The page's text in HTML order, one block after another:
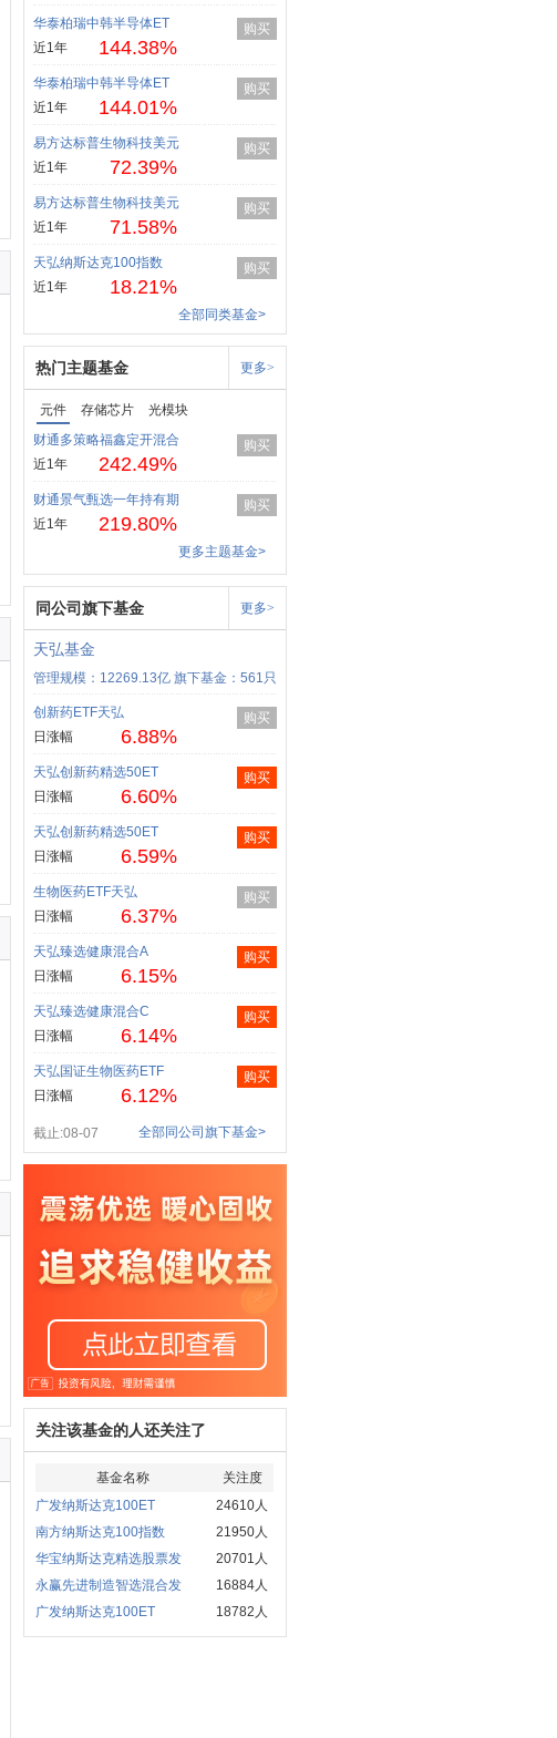
华泰柏瑞中韩半导体ET
近1年
144.38%
购买
华泰柏瑞中韩半导体ET
近1年
144.01%
购买
易方达标普生物科技美元
近1年
72.39%
购买
易方达标普生物科技美元
近1年
71.58%
购买
天弘纳斯达克100指数
近1年
18.21%
购买
全部同类基金>
热门主题基金 更多>
元件 存储芯片
光模块
财通多策略福鑫定开混合
近1年
242.49%
购买
财通景气甄选一年持有期
近1年
219.80%
购买
更多主题基金>
同公司旗下基金 更多>
天弘基金
管理规模：12269.13亿 旗下基金：561只
创新药ETF天弘
日涨幅
6.88%
购买
天弘创新药精选50ET
日涨幅
6.60%
购买
天弘创新药精选50ET
日涨幅
6.59%
购买
生物医药ETF天弘
日涨幅
6.37%
购买
天弘臻选健康混合A
日涨幅
6.15%
购买
天弘臻选健康混合C
日涨幅
6.14%
购买
天弘国证生物医药ETF
日涨幅
6.12%
购买
截止:08-07 全部同公司旗下基金>
关注该基金的人还关注了
基金名称
关注度
广发纳斯达克100ET
24610人
南方纳斯达克100指数
21950人
华宝纳斯达克精选股票发
20701人
永赢先进制造智选混合发
16884人
广发纳斯达克100ET
18782人